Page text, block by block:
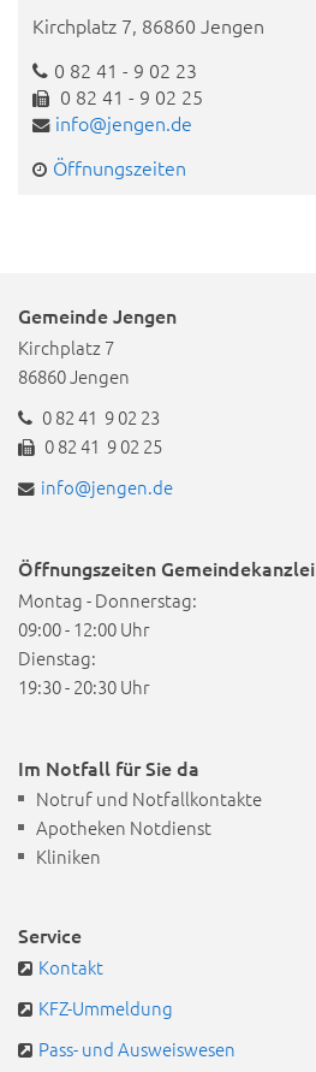
Kirchplatz 7, 86860 Jengen
0 82 41 - 9 02 23
0 82 41 - 9 02 25
info@jengen.de
Öffnungszeiten
Gemeinde Jengen
Kirchplatz 7
86860 Jengen
0 82 41 9 02 23
0 82 41 9 02 25
info@jengen.de
Öffnungszeiten Gemeindekanzlei
Montag - Donnerstag:
09:00 - 12:00 Uhr
Dienstag:
19:30 - 20:30 Uhr
Im Notfall für Sie da
Notruf und Notfallkontakte
Apotheken Notdienst
Kliniken
Service
Kontakt
KFZ-Ummeldung
Pass- und Ausweiswesen